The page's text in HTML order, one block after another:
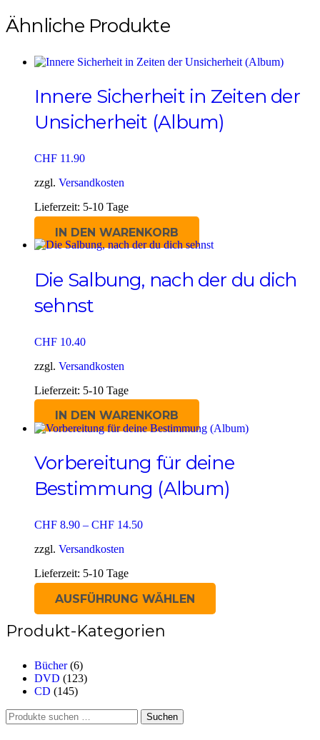
Ähnliche Produkte
Innere Sicherheit in Zeiten der
Unsicherheit (Album)
CHF 11.90
zzgl. Versandkosten
Lieferzeit: 5-10 Tage
IN DEN WARENKORB
Die Salbung, nach der du dich
sehnst
CHF 10.40
zzgl. Versandkosten
Lieferzeit: 5-10 Tage
IN DEN WARENKORB
Vorbereitung für deine
Bestimmung (Album)
CHF 8.90 – CHF 14.50
zzgl. Versandkosten
Lieferzeit: 5-10 Tage
AUSFÜHRUNG WÄHLEN
Produkt
Produkt-Kategorien
Bücher (6)
DVD (123)
CD (145)
Suchen
nach:
Suchen